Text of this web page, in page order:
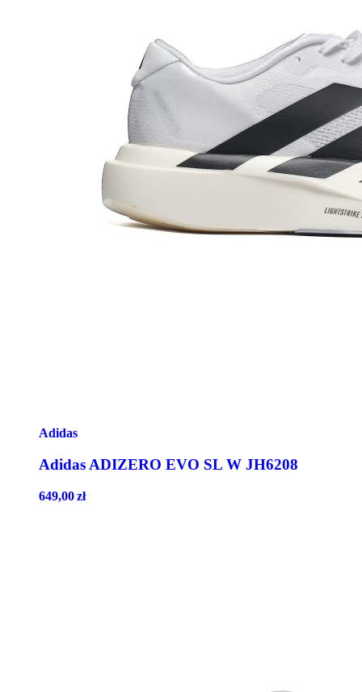
Adidas
Adidas ADIZERO EVO SL W JH6208
649,00zł